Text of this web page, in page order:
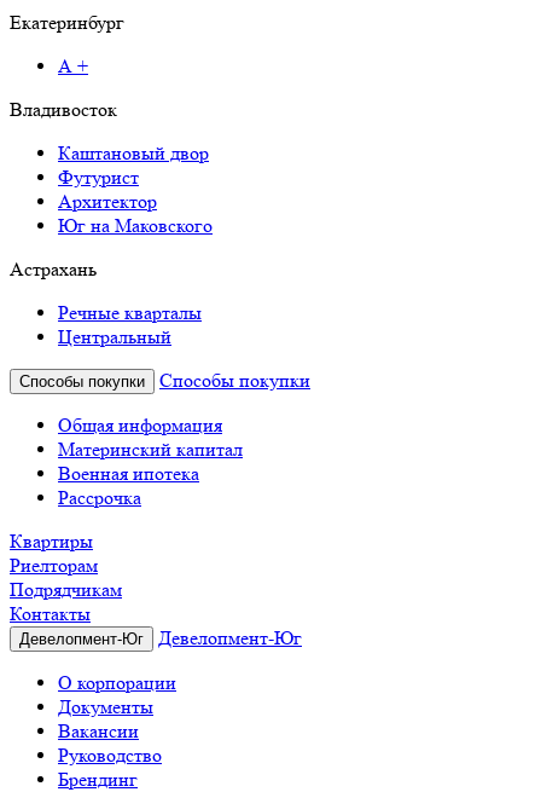
Екатеринбург
А +
Владивосток
Каштановый двор
Футурист
Архитектор
Юг на Маковского
Астрахань
Речные кварталы
Центральный
Способы покупки
Способы покупки
Общая информация
Материнский капитал
Военная ипотека
Рассрочка
Квартиры
Риелторам
Подрядчикам
Контакты
Девелопмент-Юг
Девелопмент-Юг
О корпорации
Документы
Вакансии
Руководство
Брендинг